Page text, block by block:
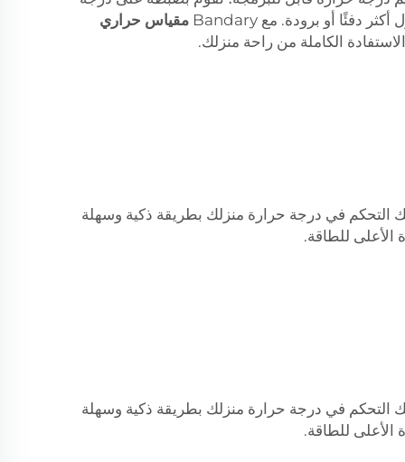
مقياس حراري
الكاملة من راحة منزلك.
التحكم في درجة حرارة منزلك بطريقة ذكية وسهلة
للطاقة.
التحكم في درجة حرارة منزلك بطريقة ذكية وسهلة
للطاقة.